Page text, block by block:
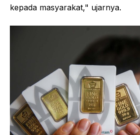
kepada masyarakat," ujarnya.